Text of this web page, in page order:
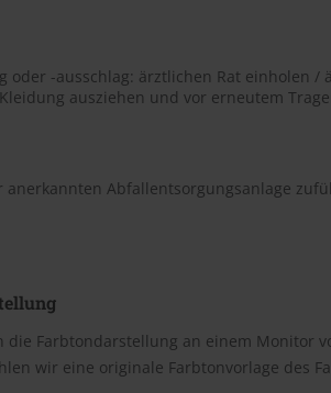
oder -ausschlag: ärztlichen Rat einholen
ausziehen und vor erneutem
anerkannten Abfallentsorgungsanlage
die Farbtondarstellung an einem Monitor
wir eine originale Farbtonvorlage des